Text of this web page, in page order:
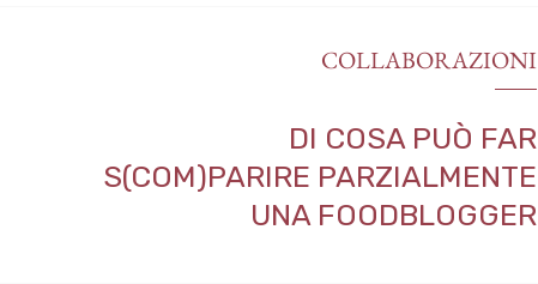
COLLABORAZIONI
DI COSA PUÒ FAR
S(COM)PARIRE PARZIALMENTE
UNA FOODBLOGGER